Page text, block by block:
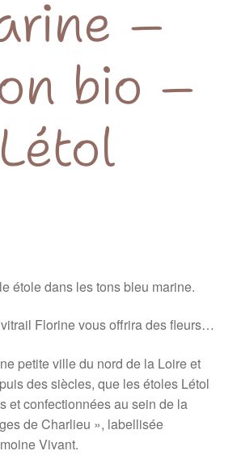
–
bio –
Létol
étole dans les tons bleu marine.
Florine vous offrira des fleurs…
petite ville du nord de la Loire et
des siècles, que les étoles Létol
et confectionnées au sein de la
de Charlieu », labellisée
Vivant.